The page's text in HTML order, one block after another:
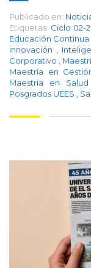
Publicado en:
Etiquetas: Ciclo 02-
Educación Continua
innovación
Corporativo
Maestría en
Maestría en
Posgrados UEES